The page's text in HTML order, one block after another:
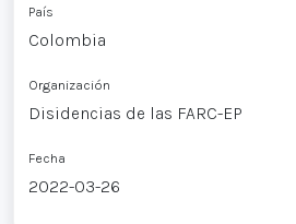
País
Colombia
Organización
Disidencias de las FARC-EP
Fecha
2022-03-26